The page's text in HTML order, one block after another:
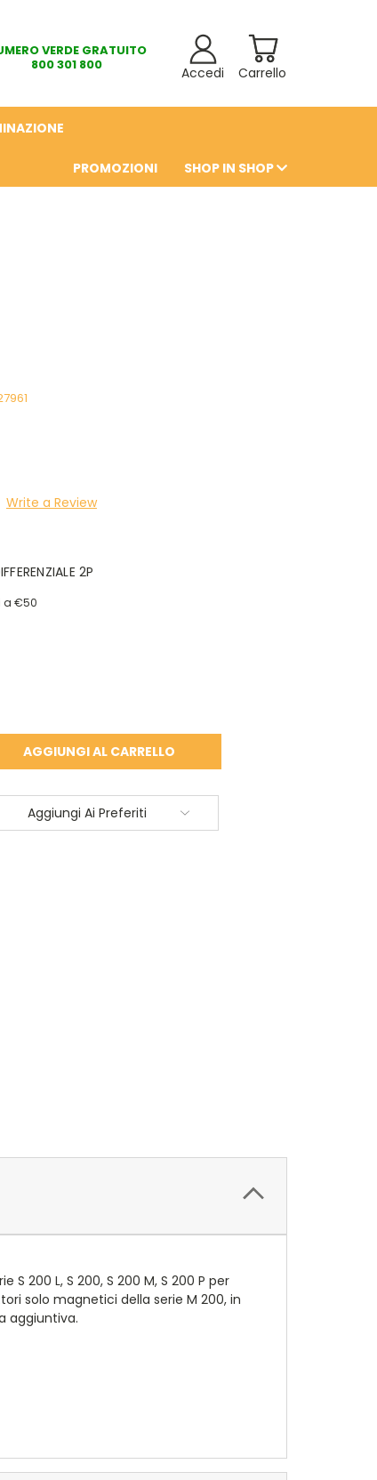
VERDE GRATUITO
800 301 800
Carrello
Accedi
PROMOZIONI SHOP IN SHOP
Write a Review
2P
a €50
Aggiungi Ai Preferiti
200 L, S 200, S 200 M, S 200 P per
solo magnetici della serie M 200, in
aggiuntiva.